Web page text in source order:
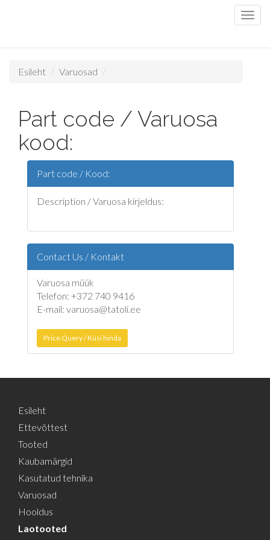
Esileht Varuosad
Part code / Varuosa
kood:
Part code / Kood:
Description / Varuosa kirjeldus:
Contact Us / Kontakt
Varuosa müük
Telefon: +372 740 9416
E-mail: varuosa@tatoli.ee
Price Query / Küsi hinda
Esileht
Ettevõttest
Tooted
Kaubamärgid
Kasutatud tehnika
Varuosad
Hooldus
Laotooted